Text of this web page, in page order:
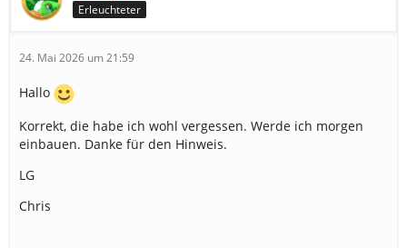
Erleuchteter
24. Mai 2026 um 21:59
Hallo
Korrekt, die habe ich wohl vergessen. Werde ich morgen
einbauen. Danke für den Hinweis.
LG
Chris